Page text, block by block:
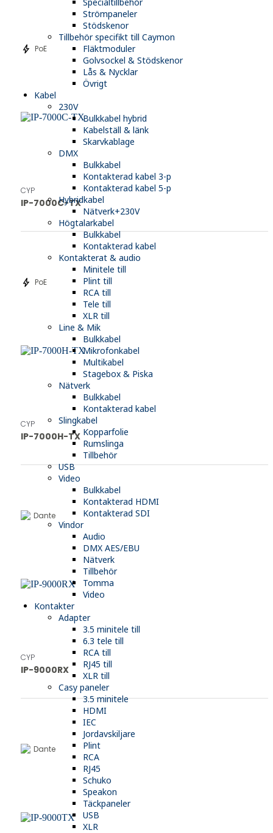
Strömpaneler
Stödskenor
Tillbehör specifikt till Caymon
Fläktmoduler
Golvsockel & Stödskenor
Lås & Nycklar
Övrigt
Kabel
230V
Bulkkabel hybrid
Kabelställ & länk
Skarvkablage
DMX
Bulkkabel
Kontakterad kabel 3-p
Kontakterad kabel 5-p
Hybridkabel
Nätverk+230V
Högtalarkabel
Bulkkabel
Kontakterad kabel
Kontakterat & audio
Minitele till
Plint till
RCA till
Tele till
XLR till
Line & Mik
Bulkkabel
Mikrofonkabel
Multikabel
Stagebox & Piska
Nätverk
Bulkkabel
Kontakterad kabel
Slingkabel
Kopparfolie
Rumslinga
Tillbehör
USB
Video
Bulkkabel
Kontakterad HDMI
Kontakterad SDI
Vindor
Audio
DMX AES/EBU
Nätverk
Tillbehör
Tomma
Video
Kontakter
Adapter
3.5 minitele till
6.3 tele till
RCA till
RJ45 till
XLR till
Casy paneler
3.5 minitele
HDMI
IEC
Jordavskiljare
Plint
RCA
RJ45
Schuko
Speakon
Täckpaneler
USB
XLR
bolt PoE
CYP
IP-7000C-TX
bolt PoE
CYP
IP-7000H-TX
Dante
CYP
IP-9000RX
Dante